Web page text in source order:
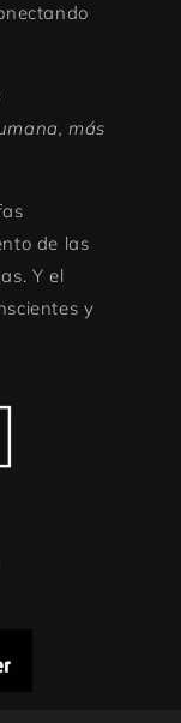
más
de las
Y el
y